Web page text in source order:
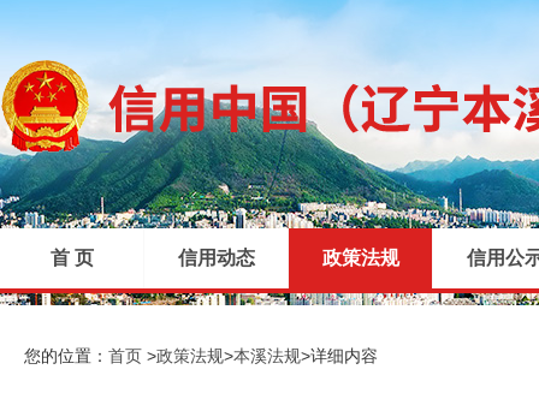
首 页
|
信用动态
|
政策法规 信用公
您的位置： 首页 >政策法规>本溪法规>详细内容